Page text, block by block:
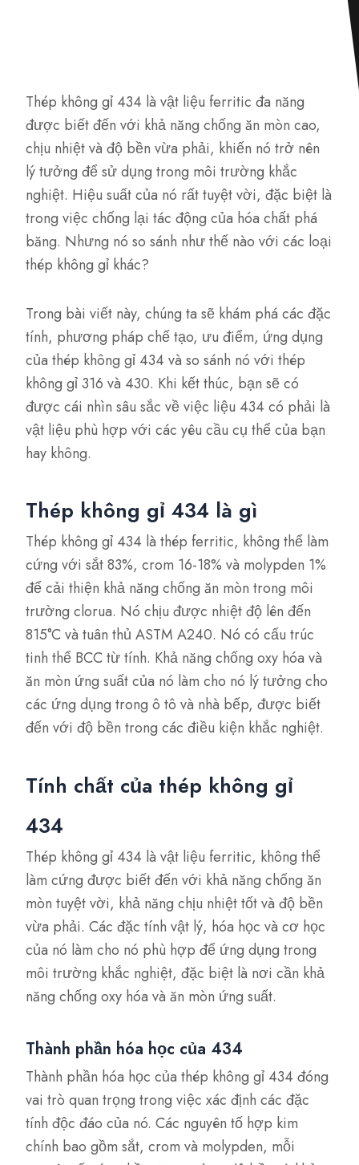
Thép không gỉ 434 là vật liệu ferritic đa năng
được biết đến với khả năng chống ăn mòn cao,
chịu nhiệt và độ bền vừa phải, khiến nó trở nên
lý tưởng để sử dụng trong môi trường khắc
nghiệt. Hiệu suất của nó rất tuyệt vời, đặc biệt là
trong việc chống lại tác động của hóa chất phá
băng. Nhưng nó so sánh như thế nào với các loại
thép không gỉ khác?
Trong bài viết này, chúng ta sẽ khám phá các đặc
tính, phương pháp chế tạo, ưu điểm, ứng dụng
của thép không gỉ 434 và so sánh nó với thép
không gỉ 316 và 430. Khi kết thúc, bạn sẽ có
được cái nhìn sâu sắc về việc liệu 434 có phải là
vật liệu phù hợp với các yêu cầu cụ thể của bạn
hay không.
Thép không gỉ 434 là gì
Thép không gỉ 434 là thép ferritic, không thể làm
cứng với sắt 83%, crom 16-18% và molypden 1%
để cải thiện khả năng chống ăn mòn trong môi
trường clorua. Nó chịu được nhiệt độ lên đến
815°C và tuân thủ ASTM A240. Nó có cấu trúc
tinh thể BCC từ tính. Khả năng chống oxy hóa và
ăn mòn ứng suất của nó làm cho nó lý tưởng cho
các ứng dụng trong ô tô và nhà bếp, được biết
đến với độ bền trong các điều kiện khắc nghiệt.
Tính chất của thép không gỉ
434
Thép không gỉ 434 là vật liệu ferritic, không thể
làm cứng được biết đến với khả năng chống ăn
mòn tuyệt vời, khả năng chịu nhiệt tốt và độ bền
vừa phải. Các đặc tính vật lý, hóa học và cơ học
của nó làm cho nó phù hợp để ứng dụng trong
môi trường khắc nghiệt, đặc biệt là nơi cần khả
năng chống oxy hóa và ăn mòn ứng suất.
Thành phần hóa học của 434
Thành phần hóa học của thép không gỉ 434 đóng
vai trò quan trọng trong việc xác định các đặc
tính độc đáo của nó. Các nguyên tố hợp kim
chính bao gồm sắt, crom và molypden, mỗi